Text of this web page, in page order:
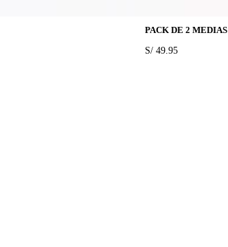
PACK DE 2 MEDIAS
PRICE:
S/ 49.95